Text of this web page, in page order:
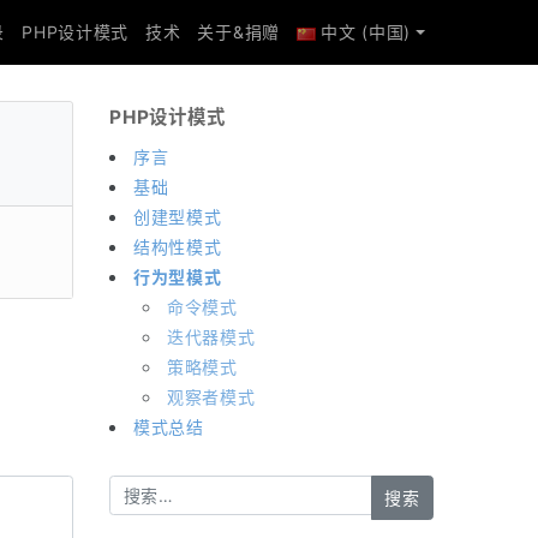
PHP设计模式 技术 关于&捐赠 中文 (中国)
PHP设计模式
序言
基础
创建型模式
结构性模式
行为型模式
命令模式
迭代器模式
策略模式
观察者模式
模式总结